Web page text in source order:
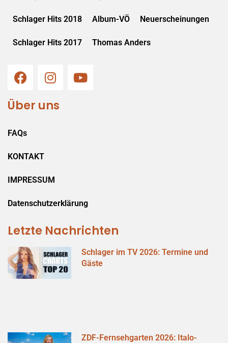
Schlager Hits 2018 Album-VÖ Neuerscheinungen
Schlager Hits 2017 Thomas Anders
Über uns
FAQs
KONTAKT
IMPRESSUM
Datenschutzerklärung
Letzte Nachrichten
Schlager im TV 2026: Termine und
Gäste
ZDF-Fernsehgarten 2026: Italo-